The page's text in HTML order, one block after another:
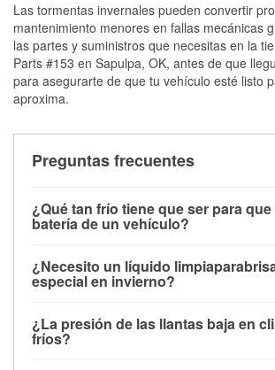
Las tormentas invernales pueden convertir
mantenimiento menores en fallas mecánicas
las partes y suministros que necesitas en la
Parts #153 en Sapulpa, OK, antes de que
para asegurarte de que tu vehículo esté listo
aproxima.
Preguntas frecuentes
¿Qué tan frío tiene que ser para que
batería de un vehículo?
debajo de los 32 °F y puede perder
su potencia de arranque cerca de los 0
arranque.
¿Necesito un líquido
especial en invierno?
la congelación y ayuda a disolver la
derretida en la carretera para mejorar
¿La presión de las llantas baja en
fríos?